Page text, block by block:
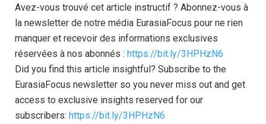
Avez-vous trouvé cet article instructif ? Abonnez-vous à
la newsletter de notre média EurasiaFocus pour ne rien
manquer et recevoir des informations exclusives
réservées à nos abonnés : https://bit.ly/3HPHzN6
Did you find this article insightful? Subscribe to the
EurasiaFocus newsletter so you never miss out and get
access to exclusive insights reserved for our
subscribers: https://bit.ly/3HPHzN6